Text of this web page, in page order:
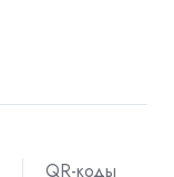
QR-коды